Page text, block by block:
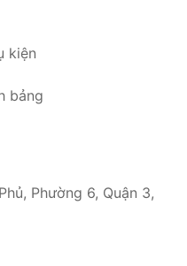
kiện
bảng
Phường 6, Quận 3,